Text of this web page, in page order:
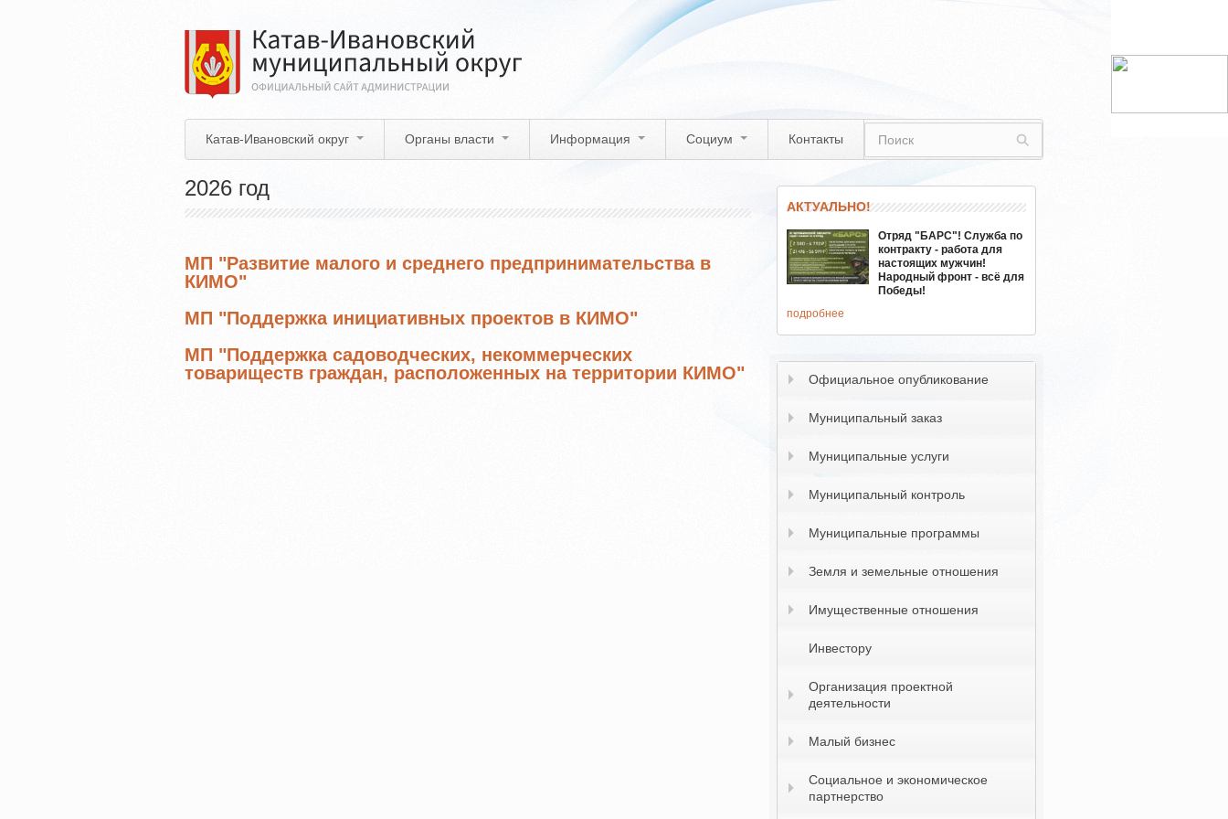
Катав-Ивановский округ Органы власти Информация Социум Контакты
2026 год
МП "Развитие малого и среднего предпринимательства в
КИМО"
МП "Поддержка инициативных проектов в КИМО"
МП "Поддержка садоводческих, некоммерческих
товариществ граждан, расположенных на территории КИМО"
АКТУАЛЬНО!
Отряд "БАРС"! Служба по
контракту - работа для
настоящих мужчин!
Народный фронт - всё для
Победы!
подробнее
Официальное опубликование
Муниципальный заказ
Муниципальные услуги
Муниципальный контроль
Муниципальные программы
Земля и земельные отношения
Имущественные отношения
Инвестору
Организация проектной
деятельности
Малый бизнес
Социальное и экономическое
партнерство